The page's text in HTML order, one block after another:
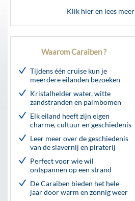
Klik hier en lees meer
Waarom Caraiben ?
Tijdens één cruise kun je
meerdere eilanden bezoeken
Kristalhelder water, witte
zandstranden en palmbomen
Elk eiland heeft zijn eigen
charme, cultuur en geschiedenis
Leer meer over de geschiedenis
van de slavernij en piraterij
Perfect voor wie wil
ontspannen op een strand
De Caraïben bieden het hele
jaar door warm en zonnig weer